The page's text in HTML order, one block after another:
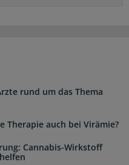
rund um das Thema
Therapie auch bei Virämie?
Cannabis-Wirkstoff